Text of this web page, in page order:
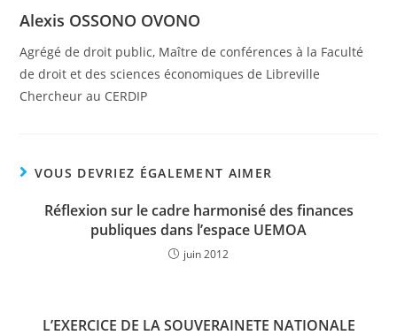
Alexis OSSONO OVONO
Agrégé de droit public, Maître de conférences à la Faculté
de droit et des sciences économiques de Libreville
Chercheur au CERDIP
VOUS DEVRIEZ ÉGALEMENT AIMER
Réflexion sur le cadre harmonisé des finances
publiques dans l’espace UEMOA
juin 2012
L’EXERCICE DE LA SOUVERAINETE NATIONALE